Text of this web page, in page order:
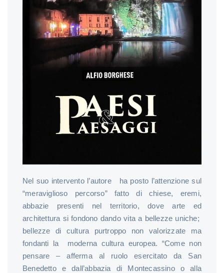
Nel suo intervento l’autore ha posto l’attenzione sul
“meraviglioso percorso” fatto di chiese, eremi,
abbazie presenti nel territorio, dove arte ed
architettura si fondono dando vita a bellezze uniche;
bellezze di cultura purtroppo non valorizzate ma
fondanti la moderna cultura europea. “Come non
pensare – afferma al ruolo esercitato da San
Benedetto e dall’abbazia di Montecassino o alla